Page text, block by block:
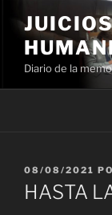
contenido
Diario de la
PUBLICADO
EL
08/08/2021
HASTA